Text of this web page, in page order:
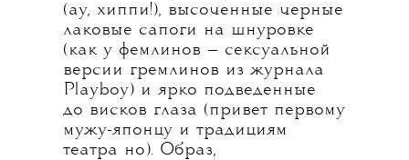
(ау, хиппи!), высоченные черные
лаковые сапоги на шнуровке
(как у фемлинов — сексуальной
версии гремлинов из журнала
Playboy) и ярко подведенные
до висков глаза (привет первому
мужу-японцу и традициям
театра но). Образ,